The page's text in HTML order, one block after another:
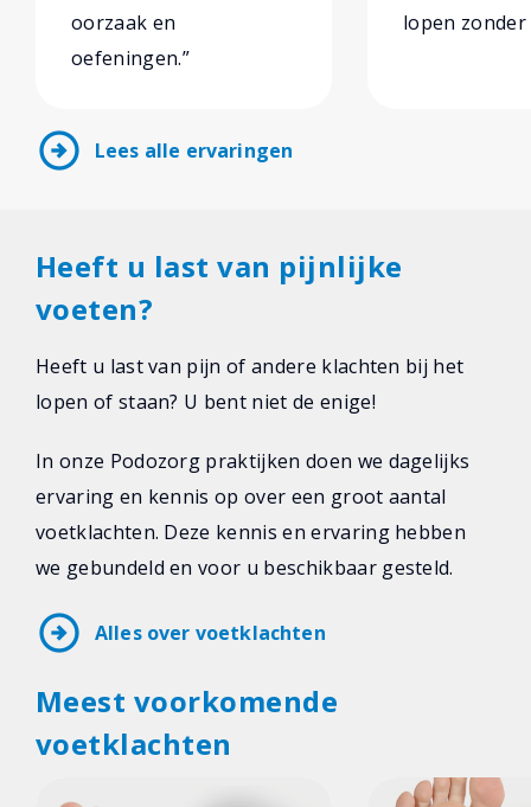
oorzaak en
oefeningen.”
lopen zonder
arrow_circle_right Lees alle ervaringen
Heeft u last van pijnlijke
voeten?
Heeft u last van pijn of andere klachten bij het
lopen of staan? U bent niet de enige!
In onze Podozorg praktijken doen we dagelijks
ervaring en kennis op over een groot aantal
voetklachten. Deze kennis en ervaring hebben
we gebundeld en voor u beschikbaar gesteld.
arrow_circle_right Alles over voetklachten
Meest voorkomende
voetklachten